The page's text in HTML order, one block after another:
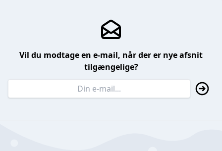
Vil du modtage en e-mail, når der er nye afsnit
tilgængelige?